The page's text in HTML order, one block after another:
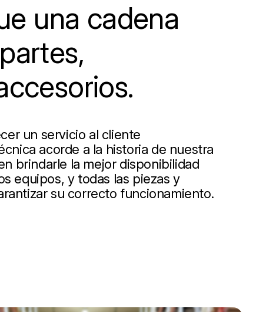
una cadena
un servicio al cliente
acorde a la historia de nuestra
brindarle la mejor disponibilidad
equipos, y todas las piezas y
su correcto funcionamiento.